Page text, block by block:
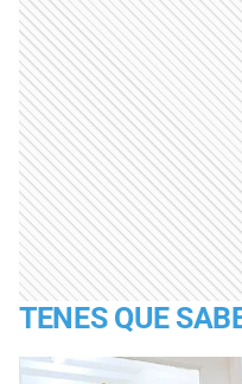
TENES QUE